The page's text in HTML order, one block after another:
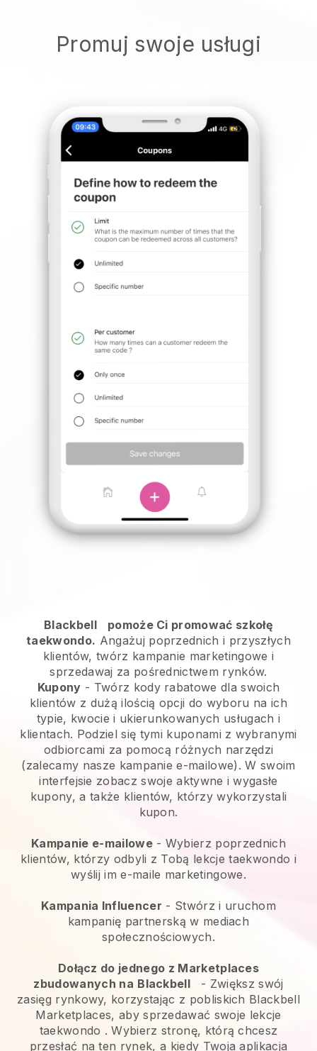
Promuj swoje usługi
Blackbell
pomoże Ci promować szkołę
taekwondo. Angażuj poprzednich i przyszłych
klientów, twórz kampanie marketingowe i
sprzedawaj za pośrednictwem rynków.
Kupony - Twórz kody rabatowe dla swoich
klientów z dużą ilością opcji do wyboru na ich
typie, kwocie i ukierunkowanych usługach i
klientach. Podziel się tymi kuponami z wybranymi
odbiorcami za pomocą różnych narzędzi
(zalecamy nasze kampanie e-mailowe). W swoim
interfejsie zobacz swoje aktywne i wygasłe
kupony, a także klientów, którzy wykorzystali
kupon.
Kampanie e-mailowe- Wybierz poprzednich
klientów, którzy odbyli z Tobą lekcje taekwondo i
wyślij im e-maile marketingowe.
Kampania Influencer - Stwórz i uruchom
kampanię partnerską w mediach
społecznościowych.
Dołącz do jednego z Marketplaces
zbudowanych na Blackbell - Zwiększ swój
zasięg rynkowy, korzystając z pobliskich Blackbell
Marketplaces, aby sprzedawać swoje lekcje
taekwondo . Wybierz stronę, którą chcesz
przesłać na ten rynek, a kiedy Twoja aplikacja